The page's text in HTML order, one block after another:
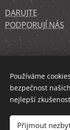
DARUJTE
PODPORUJÍ NÁS
O NÁS
Děkujeme
Používáme
bezpečnost
nejlepší
Přijmout